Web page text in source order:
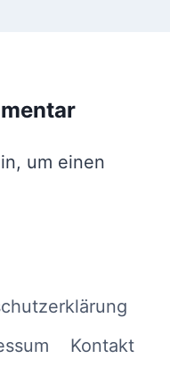
um einen
Kontakt